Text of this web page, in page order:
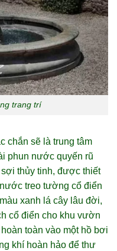
trang trí
chắn sẽ là trung tâm
phun nước quyến rũ
thủy tinh, được thiết
treo tường cổ điển
xanh lá cây lâu đời,
cổ điển cho khu vườn
toàn vào một hồ bơi
khí hoàn hảo để thư